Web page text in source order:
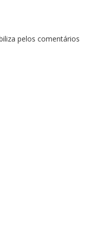
pelos comentários